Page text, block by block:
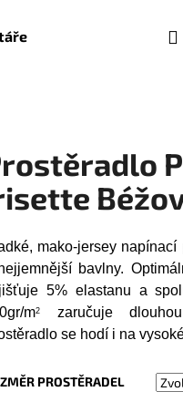
Bytový textil a
mako-jersey
bavlny.
5% elastanu a
m2
zaručuje
se hodí i na
PROSTĚRADEL